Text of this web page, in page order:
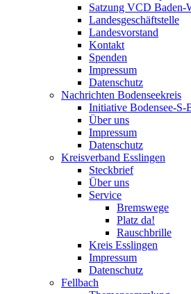
Satzung VCD Baden-
Landesgeschäftstelle
Landesvorstand
Kontakt
Spenden
Impressum
Datenschutz
Nachrichten Bodenseekreis
Initiative Bodensee-S-
Über uns
Impressum
Datenschutz
Kreisverband Esslingen
Steckbrief
Über uns
Service
Bremswege
Platz da!
Rauschbrille
Kreis Esslingen
Impressum
Datenschutz
Fellbach